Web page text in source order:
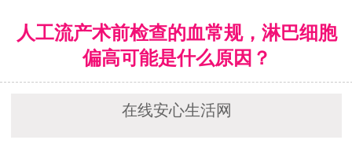
人工流产术前检查的血常规，淋巴细胞
偏高可能是什么原因？
在线安心生活网